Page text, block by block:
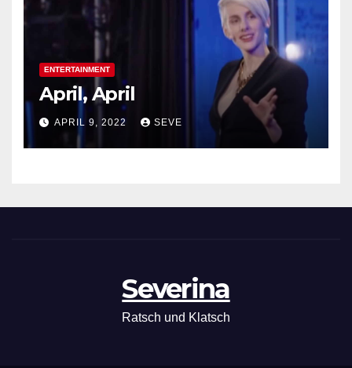
ENTERTAINMENT
April, April
APRIL 9, 2022 SEVE
Severina
Ratsch und Klatsch